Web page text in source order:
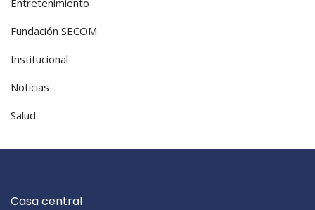
Entretenimiento
Fundación SECOM
Institucional
Noticias
Salud
Casa central